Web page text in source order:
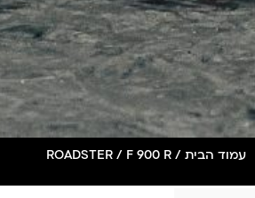
עמוד הבית /
ROADSTER / F 900 R